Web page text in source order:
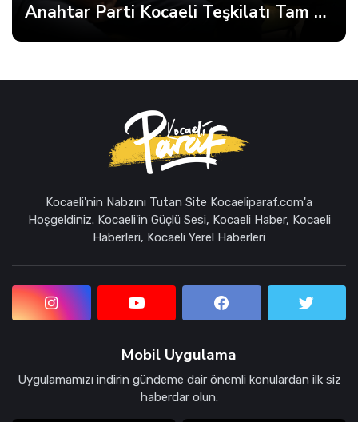
Anahtar Parti Kocaeli Teşkilatı Tam Kadro Toplandı
Kocaeli'nin Nabzını Tutan Site Kocaeliparaf.com'a
Hoşgeldiniz. Kocaeli'in Güçlü Sesi, Kocaeli Haber, Kocaeli
Haberleri, Kocaeli Yerel Haberleri
Mobil Uygulama
Uygulamamızı indirin gündeme dair önemli konulardan ilk siz
haberdar olun.